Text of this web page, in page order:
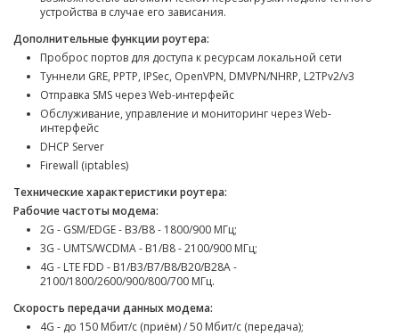
устройства в случае его зависания.
Дополнительные функции роутера:
Проброс портов для доступа к ресурсам локальной сети
Туннели GRE, PPTP, IPSec, OpenVPN, DMVPN/NHRP, L2TPv2/v3
Отправка SMS через Web-интерфейс
Обслуживание, управление и мониторинг через Web-
интерфейс
DHСP Server
Firewall (iptables)
Технические характеристики роутера:
Рабочие частоты модема:
2G - GSM/EDGE - В3/В8 - 1800/900 МГц;
3G - UMTS/WCDMA - B1/B8 - 2100/900 МГц;
4G - LTE FDD - B1/B3/B7/B8/B20/B28A -
2100/1800/2600/900/800/700 МГц.
Скорость передачи данных модема:
4G - до 150 Мбит/с (приём) / 50 Мбит/с (передача);